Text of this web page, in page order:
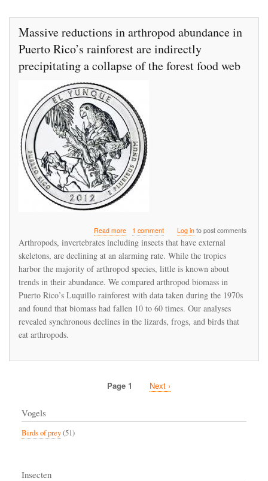
Massive reductions in arthropod abundance in
Puerto Rico’s rainforest are indirectly
precipitating a collapse of the forest food web
Read moreabout
Massive
reductions
in
arthropod
abundance
Puerto
Rico’s
rainforest
a
of
web
1 comment Log into post comments
Arthropods, invertebrates including insects that have external
skeletons, are declining at an alarming rate. While the tropics
harbor the majority of arthropod species, little is known about
trends in their abundance. We compared arthropod biomass in
Puerto Rico’s Luquillo rainforest with data taken during the 1970s
and found that biomass had fallen 10 to 60 times. Our analyses
revealed synchronous declines in the lizards, frogs, and birds that
eat arthropods.
Page 1
Next
Next ›
Vogels
Birds of prey(51)
Insecten